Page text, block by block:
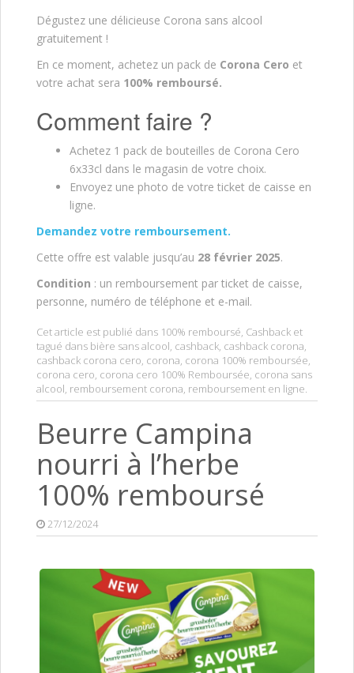
Dégustez une délicieuse Corona sans alcool
gratuitement !
En ce moment, achetez un pack de Corona Cero et
votre achat sera 100% remboursé.
Comment faire ?
Achetez 1 pack de bouteilles de Corona Cero
6x33cl dans le magasin de votre choix.
Envoyez une photo de votre ticket de caisse en
ligne.
Demandez votre remboursement.
Cette offre est valable jusqu’au 28 février 2025.
Condition : un remboursement par ticket de caisse,
personne, numéro de téléphone et e-mail.
Cet article est publié dans 100% remboursé, Cashback et
tagué dans bière sans alcool, cashback, cashback corona,
cashback corona cero, corona, corona 100% remboursée,
corona cero, corona cero 100% Remboursée, corona sans
alcool, remboursement corona, remboursement en ligne.
Beurre Campina
nourri à l’herbe
100% remboursé
27/12/2024